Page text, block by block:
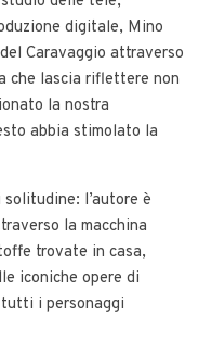
digitale, Mino
Caravaggio attraverso
che lascia riflettere non
la nostra
abbia stimolato la
solitudine: l’autore è
la macchina
trovate in casa,
iconiche opere di
i personaggi